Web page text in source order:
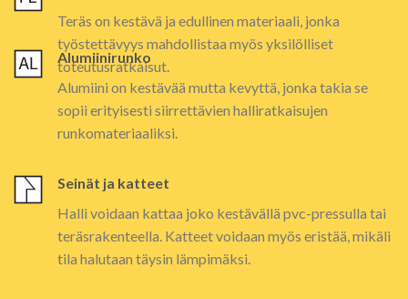
Teräs on kestävä ja edullinen materiaali, jonka
työstettävyys mahdollistaa myös yksilölliset
toteutusratkaisut.
Alumiinirunko
Alumiini on kestävää mutta kevyttä, jonka takia se
sopii erityisesti siirrettävien halliratkaisujen
runkomateriaaliksi.
Seinät ja katteet
Halli voidaan kattaa joko kestävällä pvc-pressulla tai
teräsrakenteella. Katteet voidaan myös eristää, mikäli
tila halutaan täysin lämpimäksi.